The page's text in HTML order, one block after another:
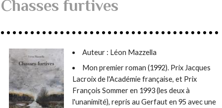
Chasses furtives
Auteur : Léon Mazzella
Mon premier roman (1992). Prix Jacques
Lacroix de l'Académie française, et Prix
François Sommer en 1993 (les deux à
l'unanimité), repris au Gerfaut en 95 avec une